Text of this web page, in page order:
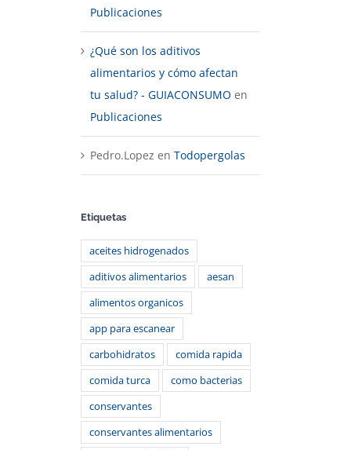
Publicaciones
¿Qué son los aditivos
alimentarios y cómo afectan
tu salud? - GUIACONSUMO en
Publicaciones
Pedro.Lopez en Todopergolas
Etiquetas
aceites hidrogenados
aditivos alimentarios
aesan
alimentos organicos
app para escanear
carbohidratos
comida rapida
comida turca
como bacterias
conservantes
conservantes alimentarios